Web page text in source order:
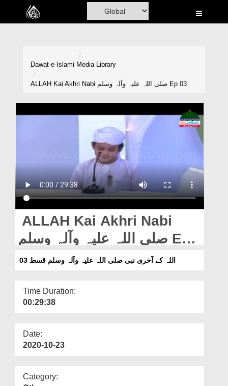
Home
Magazine
Departments
Dawat-e-Islami Media Library
ALLAH Kai Akhri Nabi صلی اللہ علیہ وآلہ وسلم Ep 03
ALLAH Kai Akhri Nabi
صلی اللہ علیہ وآلہ وسلم Ep
03اللہ کے آخری نبی صلی اللہ علیہ وآلہ وسلم قسط 03
Time Duration:
00:29:38
Date:
2020-10-23
Category: